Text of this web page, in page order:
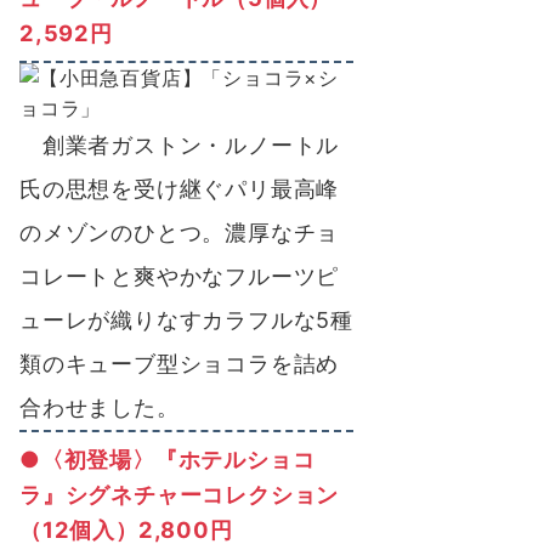
2,592円
創業者ガストン・ルノートル
氏の思想を受け継ぐパリ最高峰
のメゾンのひとつ。濃厚なチョ
コレートと爽やかなフルーツピ
ューレが織りなすカラフルな5種
類のキューブ型ショコラを詰め
合わせました。
●〈初登場〉『ホテルショコ
ラ』シグネチャーコレクション
（12個入）2,800円